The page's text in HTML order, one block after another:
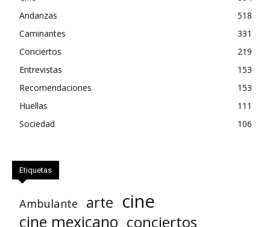
Andanzas
518
Caminantes
331
Conciertos
219
Entrevistas
153
Recomendaciones
153
Huellas
111
Sociedad
106
Etiquetas
Ambulante arte cine
cine mexicano conciertos